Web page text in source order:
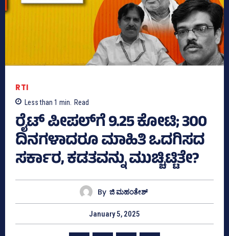
RTI
Less than 1 min. Read
ರೈಟ್‌ ಪೀಪಲ್‌ಗೆ 9.25 ಕೋಟಿ; 300
ದಿನಗಳಾದರೂ ಮಾಹಿತಿ ಒದಗಿಸದ
ಸರ್ಕಾರ, ಕಡತವನ್ನು ಮುಚ್ಚಿಟ್ಟಿತೇ?
By ಜಿ ಮಹಂತೇಶ್
January 5, 2025